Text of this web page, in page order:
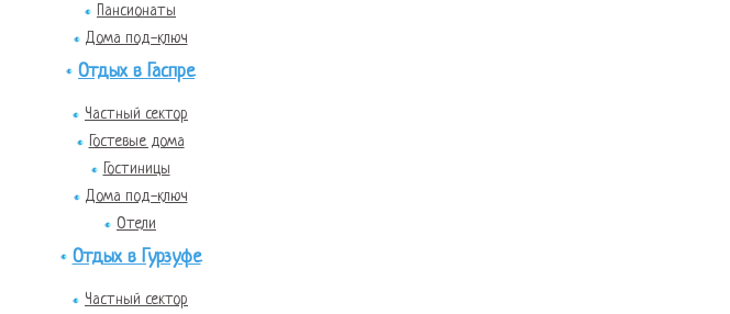
Пансионаты
Дома под-ключ
Отдых в Гаспре
Частный сектор
Гостевые дома
Гостиницы
Дома под-ключ
Отели
Отдых в Гурзуфе
Частный сектор